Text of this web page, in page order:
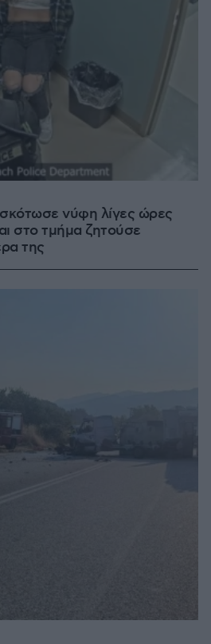
νύφη λίγες ώρες
στο τμήμα ζητούσε
της